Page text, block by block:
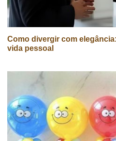
Como divergir com
vida pessoal